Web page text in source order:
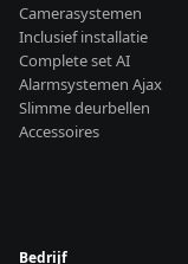
Camerasystemen
Inclusief installatie
Complete set AI
Alarmsystemen Ajax
Slimme deurbellen
Accessoires
Bedrijf